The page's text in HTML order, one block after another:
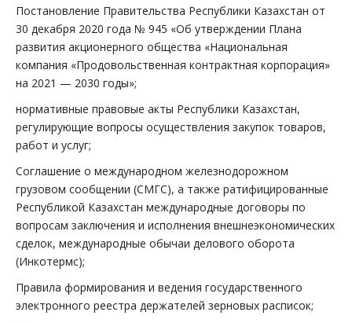
Постановление Правительства Республики Казахстан от
30 декабря 2020 года № 945 «Об утверждении Плана
развития акционерного общества «Национальная
компания «Продовольственная контрактная корпорация»
на 2021 — 2030 годы»;
нормативные правовые акты Республики Казахстан,
регулирующие вопросы осуществления закупок товаров,
работ и услуг;
Соглашение о международном железнодорожном
грузовом сообщении (СМГС), а также ратифицированные
Республикой Казахстан международные договоры по
вопросам заключения и исполнения внешнеэкономических
сделок, международные обычаи делового оборота
(Инкотермс);
Правила формирования и ведения государственного
электронного реестра держателей зерновых расписок;